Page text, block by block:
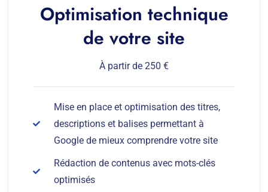
Optimisation technique
de votre site
À partir de 250 €
Mise en place et optimisation des titres,
descriptions et balises permettant à
Google de mieux comprendre votre site
Rédaction de contenus avec mots-clés
optimisés